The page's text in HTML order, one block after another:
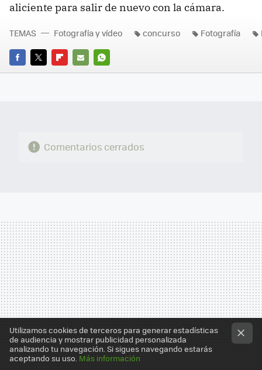
aliciente para salir de nuevo con la cámara.
FACEBOOK
TWITTERFLIPBOARD
E-
WHATSAPP
TEMAS Fotografía y vídeo concurso Fotografía
Comentarios cerrados
Utilizamos cookies de terceros para generar estadísticas
de audiencia y mostrar publicidad personalizada
analizando tu navegación. Si sigues navegando estarás
aceptando su uso. Más información